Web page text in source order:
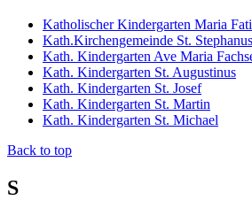
Katholischer Kindergarten Maria
Kath.Kirchengemeinde St.
Kath. Kindergarten Ave Maria
Kath. Kindergarten St. Augustinus
Kath. Kindergarten St. Josef
Kath. Kindergarten St. Martin
Kath. Kindergarten St. Michael
Back to top
S